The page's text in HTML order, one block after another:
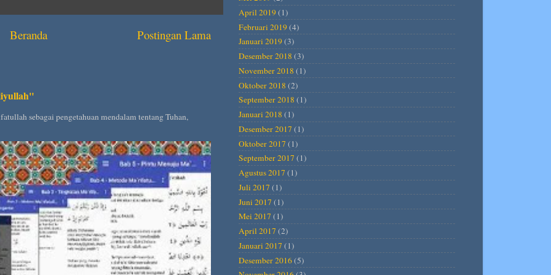
Postingan Lama
Beranda
sebagai pengetahuan mendalam tentang Tuhan,
April 2019(1)
Februari 2019(4)
Januari 2019(3)
Desember 2018 (3)
November 2018 (1)
Oktober 2018 (2)
September 2018 (1)
Januari 2018 (1)
Desember 2017 (1)
Oktober 2017 (1)
September 2017 (1)
Agustus 2017 (1)
Juli 2017 (1)
Juni 2017 (1)
Mei 2017 (1)
April 2017 (2)
Januari 2017 (1)
Desember 2016(5)